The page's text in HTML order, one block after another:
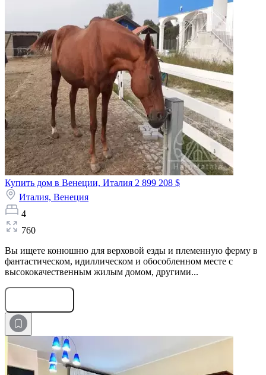
Купить дом в Венеции, Италия 2 899 208 $
Италия, Венеция
4
760
Вы ищете конюшню для верховой езды и племенную ферму в
фантастическом, идиллическом и обособленном месте с
высококачественным жилым домом, другими...